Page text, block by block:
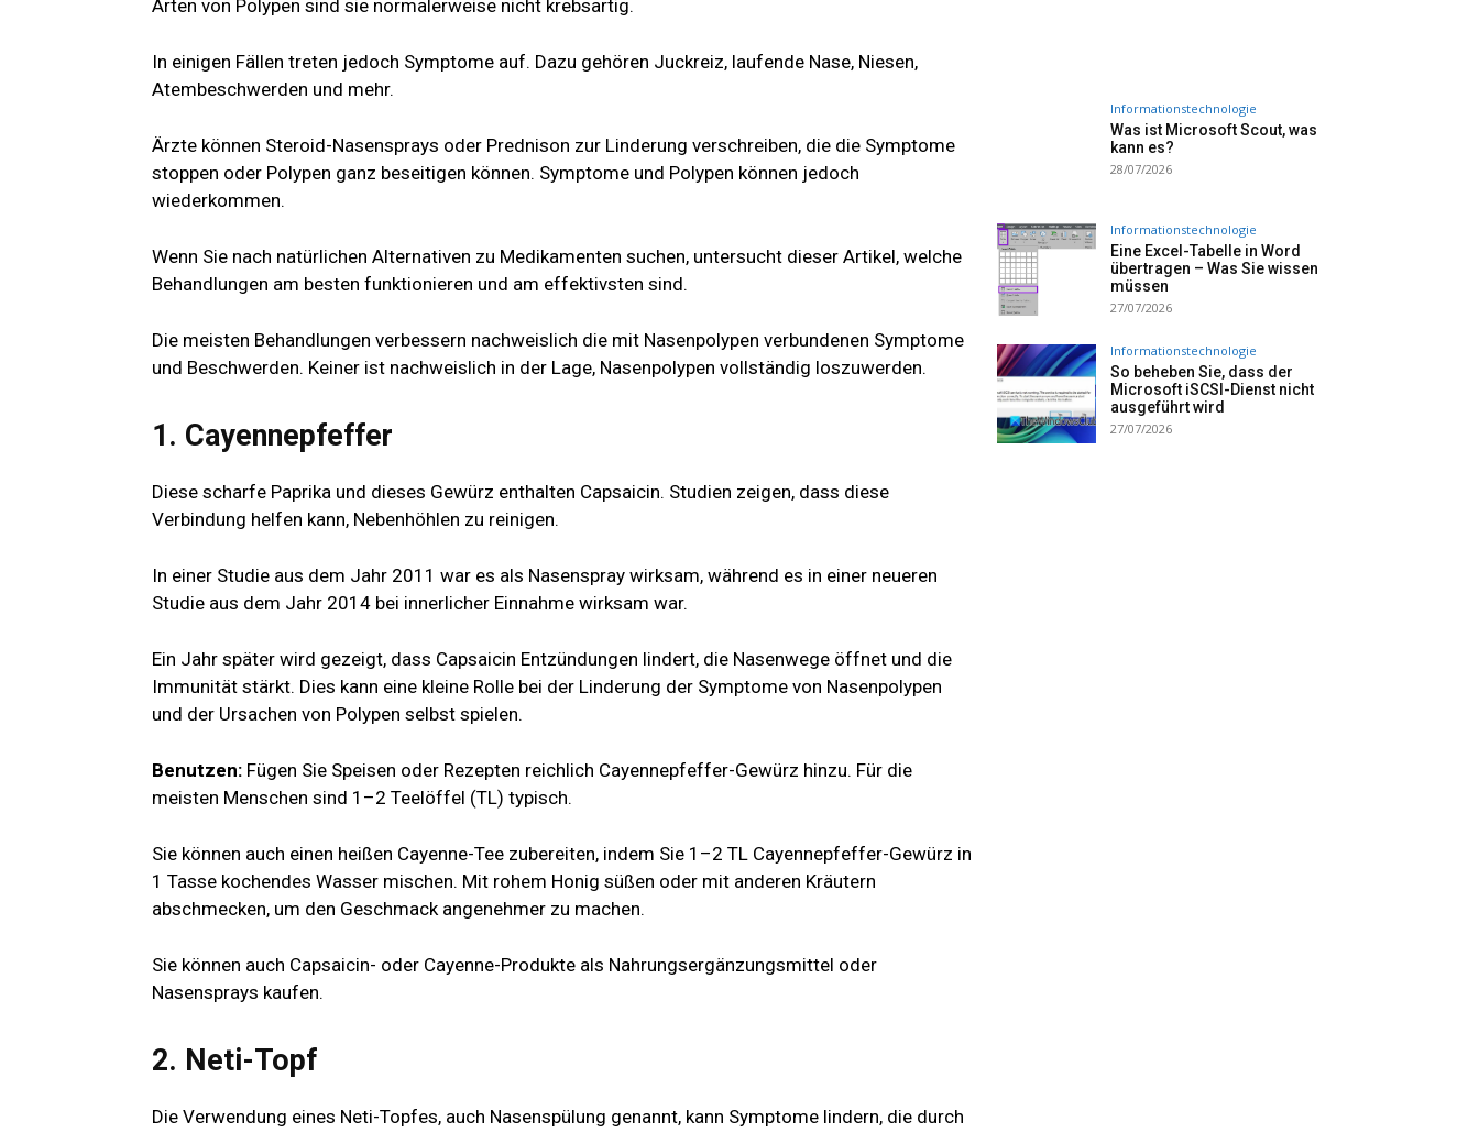
Arten von Polypen sind sie normalerweise nicht krebsartig.
In einigen Fällen treten jedoch Symptome auf. Dazu gehören Juckreiz, laufende Nase, Niesen,
Atembeschwerden und mehr.
Ärzte können Steroid-Nasensprays oder Prednison zur Linderung verschreiben, die die Symptome
stoppen oder Polypen ganz beseitigen können. Symptome und Polypen können jedoch
wiederkommen.
Wenn Sie nach natürlichen Alternativen zu Medikamenten suchen, untersucht dieser Artikel, welche
Behandlungen am besten funktionieren und am effektivsten sind.
Die meisten Behandlungen verbessern nachweislich die mit Nasenpolypen verbundenen Symptome
und Beschwerden. Keiner ist nachweislich in der Lage, Nasenpolypen vollständig loszuwerden.
1. Cayennepfeffer
Diese scharfe Paprika und dieses Gewürz enthalten Capsaicin. Studien zeigen, dass diese
Verbindung helfen kann, Nebenhöhlen zu reinigen.
In einer Studie aus dem Jahr 2011 war es als Nasenspray wirksam, während es in einer neueren
Studie aus dem Jahr 2014 bei innerlicher Einnahme wirksam war.
Ein Jahr später wird gezeigt, dass Capsaicin Entzündungen lindert, die Nasenwege öffnet und die
Immunität stärkt. Dies kann eine kleine Rolle bei der Linderung der Symptome von Nasenpolypen
und der Ursachen von Polypen selbst spielen.
Benutzen: Fügen Sie Speisen oder Rezepten reichlich Cayennepfeffer-Gewürz hinzu. Für die
meisten Menschen sind 1–2 Teelöffel (TL) typisch.
Sie können auch einen heißen Cayenne-Tee zubereiten, indem Sie 1–2 TL Cayennepfeffer-Gewürz in
1 Tasse kochendes Wasser mischen. Mit rohem Honig süßen oder mit anderen Kräutern
abschmecken, um den Geschmack angenehmer zu machen.
Sie können auch Capsaicin- oder Cayenne-Produkte als Nahrungsergänzungsmittel oder
Nasensprays kaufen.
2. Neti-Topf
Die Verwendung eines Neti-Topfes, auch Nasenspülung genannt, kann Symptome lindern, die durch
Informationstechnologie
Was ist Microsoft Scout, was
kann es?
28/07/2026
Informationstechnologie
Eine Excel-Tabelle in Word
übertragen – Was Sie wissen
müssen
27/07/2026
Informationstechnologie
So beheben Sie, dass der
Microsoft iSCSI-Dienst nicht
ausgeführt wird
27/07/2026